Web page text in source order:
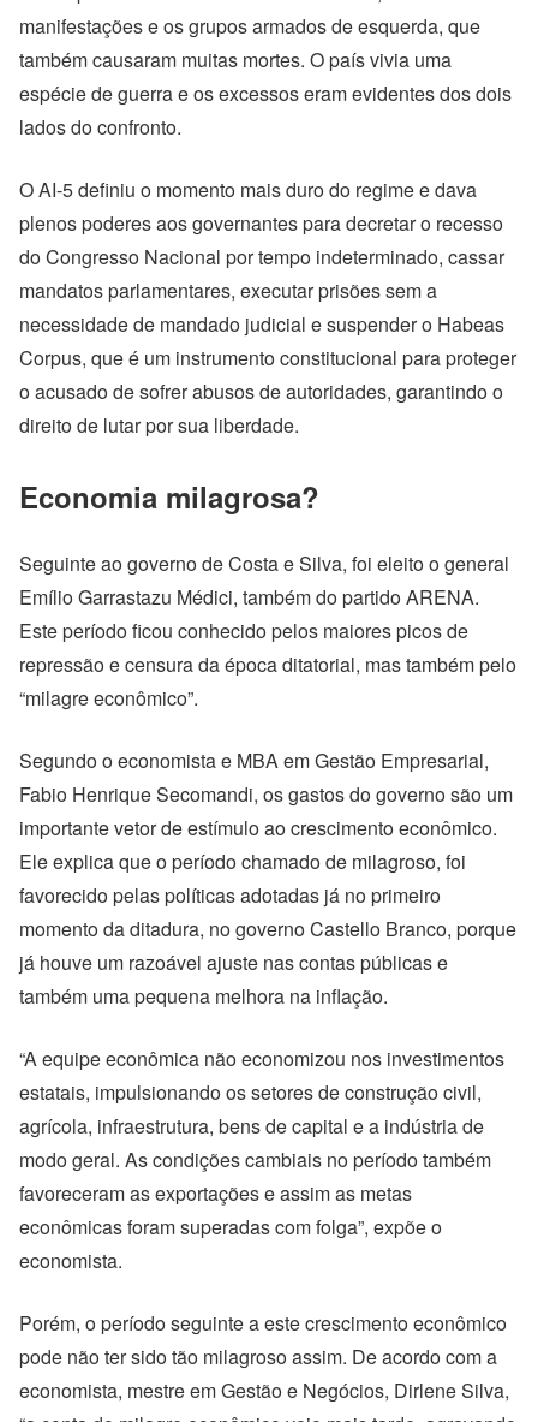
manifestações e os grupos armados de esquerda, que
também causaram muitas mortes. O país vivia uma
espécie de guerra e os excessos eram evidentes dos dois
lados do confronto.
O AI-5 definiu o momento mais duro do regime e dava
plenos poderes aos governantes para decretar o recesso
do Congresso Nacional por tempo indeterminado, cassar
mandatos parlamentares, executar prisões sem a
necessidade de mandado judicial e suspender o Habeas
Corpus, que é um instrumento constitucional para proteger
o acusado de sofrer abusos de autoridades, garantindo o
direito de lutar por sua liberdade.
Economia milagrosa?
Seguinte ao governo de Costa e Silva, foi eleito o general
Emílio Garrastazu Médici, também do partido ARENA.
Este período ficou conhecido pelos maiores picos de
repressão e censura da época ditatorial, mas também pelo
“milagre econômico”.
Segundoo economista e MBA em Gestão Empresarial,
Fabio Henrique Secomandi, os gastos do governo são um
importante vetor de estímulo ao crescimento econômico.
Ele explica que o período chamado de milagroso, foi
favorecido pelas políticas adotadas já no primeiro
momento da ditadura, no governo Castello Branco, porque
já houve um razoável ajuste nas contas públicas e
também uma pequena melhora na inflação.
“A equipe econômica não economizou nos investimentos
estatais, impulsionando os setores de construção civil,
agrícola, infraestrutura, bens de capital e a indústria de
modo geral. As condições cambiais no período também
favoreceram as exportações e assim as metas
econômicas foram superadas com folga”, expõe o
economista.
Porém, o período seguinte a este crescimento econômico
pode não ter sido tão milagroso assim. De acordo com a
economista, mestre em Gestão e Negócios, Dirlene Silva,